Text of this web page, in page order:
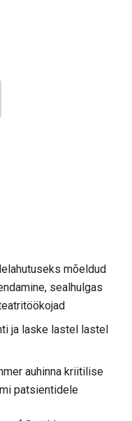
mõeldud
sealhulgas
ja laske lastel lastel
auhinna kriitilise
patsientidele